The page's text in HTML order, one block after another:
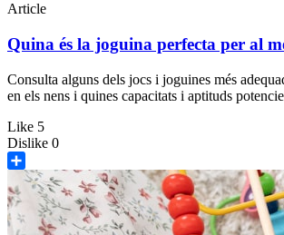
Article
Quina és la joguina perfecta per al
Consulta alguns dels jocs i joguines més
en els nens i quines capacitats i aptituds
Like 5
Dislike 0
Share